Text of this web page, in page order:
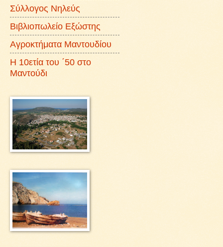
Σύλλογος Νηλεύς
Βιβλιοπωλείο Εξώστης
Αγροκτήματα Μαντουδίου
Η 10ετία του ΄50 στο
Μαντούδι